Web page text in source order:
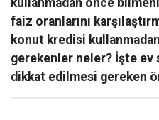
faiz oranlarını
konut kredisi
gerekenler neler? İşte ev
dikkat edilmesi gereken